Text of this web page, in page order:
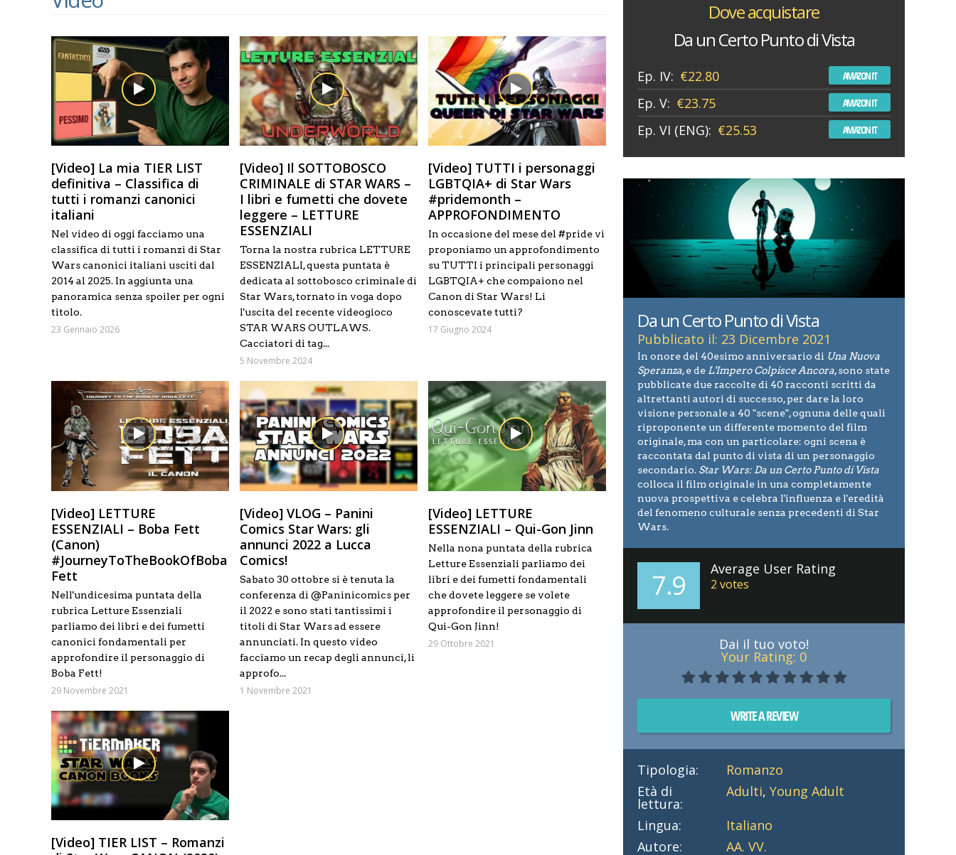
[Video] La mia TIER LIST
definitiva – Classifica di
tutti i romanzi canonici
italiani
Nel video di oggi facciamo una
classifica di tutti i romanzi di Star
Wars canonici italiani usciti dal
2014 al 2025. In aggiunta una
panoramica senza spoiler per ogni
titolo.
23 Gennaio 2026
[Video] Il SOTTOBOSCO
CRIMINALE di STAR WARS –
I libri e fumetti che dovete
leggere – LETTURE
ESSENZIALI
Torna la nostra rubrica LETTURE
ESSENZIALI, questa puntata è
dedicata al sottobosco criminale di
Star Wars, tornato in voga dopo
l'uscita del recente videogioco
STAR WARS OUTLAWS.
Cacciatori di tag...
5 Novembre 2024
[Video] TUTTI i personaggi
LGBTQIA+ di Star Wars
#pridemonth –
APPROFONDIMENTO
In occasione del mese del #pride vi
proponiamo un approfondimento
su TUTTI i principali personaggi
LGBTQIA+ che compaiono nel
Canon di Star Wars! Li
conoscevate tutti?
17 Giugno 2024
[Video] LETTURE
ESSENZIALI – Boba Fett
(Canon)
#JourneyToTheBookOfBoba
Fett
Nell'undicesima puntata della
rubrica Letture Essenziali
parliamo dei libri e dei fumetti
canonici fondamentali per
approfondire il personaggio di
Boba Fett!
29 Novembre 2021
[Video] VLOG – Panini
Comics Star Wars: gli
annunci 2022 a Lucca
Comics!
Sabato 30 ottobre si è tenuta la
conferenza di @Paninicomics per
il 2022 e sono stati tantissimi i
titoli di Star Wars ad essere
annunciati. In questo video
facciamo un recap degli annunci, li
approfo...
1 Novembre 2021
[Video] LETTURE
ESSENZIALI – Qui-Gon Jinn
Nella nona puntata della rubrica
Letture Essenziali parliamo dei
libri e dei fumetti fondamentali
che dovete leggere se volete
approfondire il personaggio di
Qui-Gon Jinn!
29 Ottobre 2021
[Video] TIER LIST – Romanzi
Dove acquistare
Da un Certo Punto di Vista
Ep. IV: €22.80 AMAZON IT
Ep. V: €23.75 AMAZON IT
Ep. VI (ENG): €25.53 AMAZON IT
Da un Certo Punto di Vista
Pubblicato il: 23 Dicembre 2021
In onore del 40esimo anniversario di Una Nuova
Speranza, e de L'Impero Colpisce Ancora, sono state
pubblicate due raccolte di 40 racconti scritti da
altrettanti autori di successo, per dare la loro
visione personale a 40 "scene", ognuna delle quali
riproponente un differente momento del film
originale, ma con un particolare: ogni scena è
raccontata dal punto di vista di un personaggio
secondario. Star Wars: Da un Certo Punto di Vista
colloca il film originale in una completamente
nuova prospettiva e celebra l'influenza e l'eredità
del fenomeno culturale senza precedenti di Star
Wars.
7.9 Average User Rating
2 votes
Dai il tuo voto!
Your Rating: 0
WRITE A REVIEW
Tipologia:
Romanzo
Età di
lettura:
Adulti, Young Adult
Lingua:
Italiano
Autore:
AA. VV.